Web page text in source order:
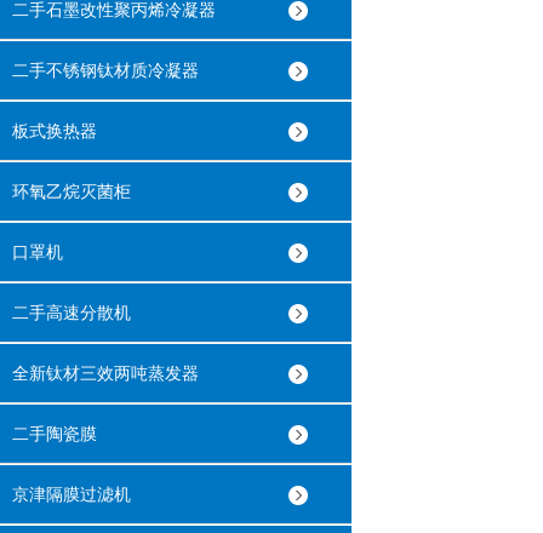
二手石墨改性聚丙烯冷凝器
二手不锈钢钛材质冷凝器
板式换热器
环氧乙烷灭菌柜
口罩机
二手高速分散机
全新钛材三效两吨蒸发器
二手陶瓷膜
京津隔膜过滤机